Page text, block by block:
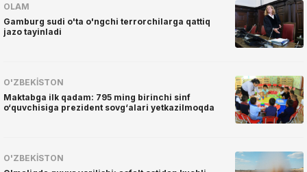
OLAM
Gamburg sudi o'ta o'ngchi terrorchilarga qattiq
jazo tayinladi
O'ZBEKISTON
Maktabga ilk qadam: 795 ming birinchi sinf
o‘quvchisiga prezident sovg‘alari yetkazilmoqda
O'ZBEKISTON